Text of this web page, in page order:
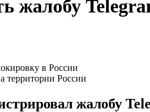
жалобу
территории России
жалобу